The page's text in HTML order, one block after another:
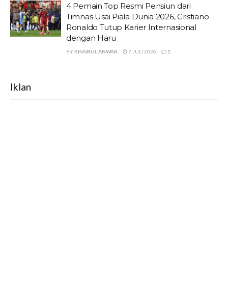
4 Pemain Top Resmi Pensiun dari
Timnas Usai Piala Dunia 2026, Cristiano
Ronaldo Tutup Karier Internasional
dengan Haru
BY KHAIRUL ANWAR 7 JULI 2026 1
Iklan